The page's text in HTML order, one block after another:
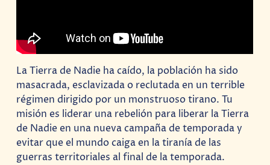
La Tierra de Nadie ha caído, la población ha sido
masacrada, esclavizada o reclutada en un terrible
régimen dirigido por un monstruoso tirano. Tu
misión es liderar una rebelión para liberar la Tierra
de Nadie en una nueva campaña de temporada y
evitar que el mundo caiga en la tiranía de las
guerras territoriales al final de la temporada.